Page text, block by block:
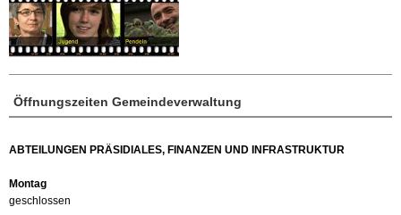
Öffnungszeiten Gemeindeverwaltung
ABTEILUNGEN PRÄSIDIALES, FINANZEN UND INFRASTRUKTUR
Montag
geschlossen